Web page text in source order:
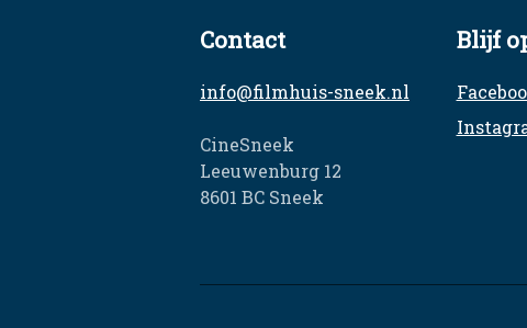
Contact
info@filmhuis-sneek.nl
CineSneek
Leeuwenburg 12
8601 BC Sneek
Blijf